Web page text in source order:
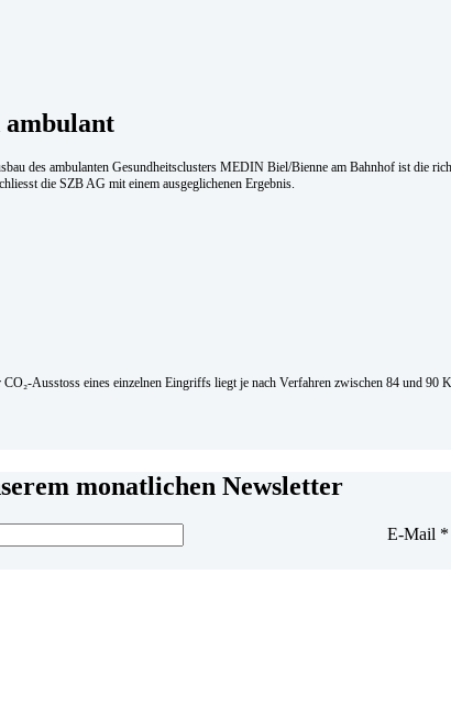
am­bu­lant
des ambulanten Gesundheitsclusters MEDIN Biel/Bienne am Bahnhof ist die
die SZB AG mit einem ausgeglichenen Ergebnis.
Ausstoss eines einzelnen Eingriffs liegt je nach Verfahren zwischen 84 und 90
monatlichen Newsletter
E-Mail *